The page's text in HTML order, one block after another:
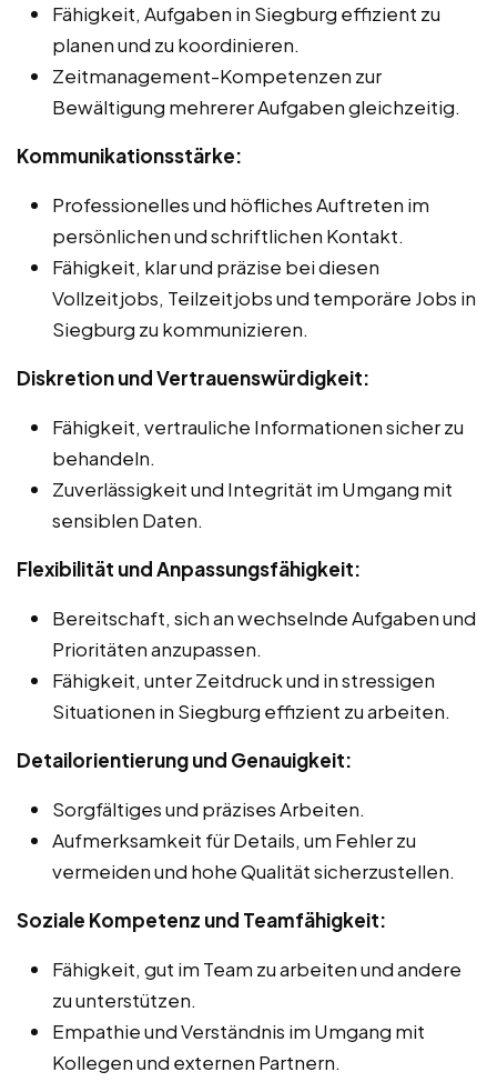
Fähigkeit, Aufgaben in Siegburg effizient zu
planen und zu koordinieren.
Zeitmanagement-Kompetenzen zur
Bewältigung mehrerer Aufgaben gleichzeitig.
Kommunikationsstärke:
Professionelles und höfliches Auftreten im
persönlichen und schriftlichen Kontakt.
Fähigkeit, klar und präzise bei diesen
Vollzeitjobs, Teilzeitjobs und temporäre Jobs in
Siegburg zu kommunizieren.
Diskretion und Vertrauenswürdigkeit:
Fähigkeit, vertrauliche Informationen sicher zu
behandeln.
Zuverlässigkeit und Integrität im Umgang mit
sensiblen Daten.
Flexibilität und Anpassungsfähigkeit:
Bereitschaft, sich an wechselnde Aufgaben und
Prioritäten anzupassen.
Fähigkeit, unter Zeitdruck und in stressigen
Situationen in Siegburg effizient zu arbeiten.
Detailorientierung und Genauigkeit:
Sorgfältiges und präzises Arbeiten.
Aufmerksamkeit für Details, um Fehler zu
vermeiden und hohe Qualität sicherzustellen.
Soziale Kompetenz und Teamfähigkeit:
Fähigkeit, gut im Team zu arbeiten und andere
zu unterstützen.
Empathie und Verständnis im Umgang mit
Kollegen und externen Partnern.